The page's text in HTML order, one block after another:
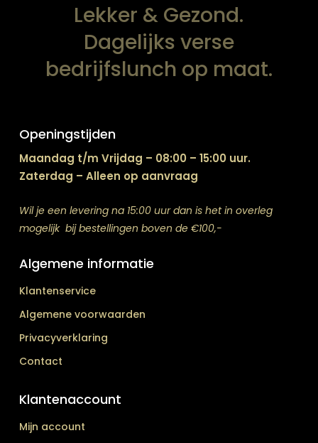
Lekker & Gezond.
Dagelijks verse
bedrijfslunch op maat.
Openingstijden
Maandag t/m Vrijdag – 08:00 – 15:00 uur.
Zaterdag – Alleen op aanvraag
Wil je een levering na 15:00 uur dan is het in overleg
mogelijk bij bestellingen boven de €100,-
Algemene informatie
Klantenservice
Algemene voorwaarden
Privacyverklaring
Contact
Klantenaccount
Mijn account